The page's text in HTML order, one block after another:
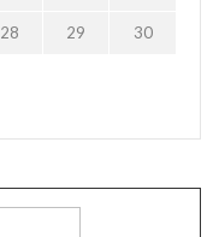
28 29 30